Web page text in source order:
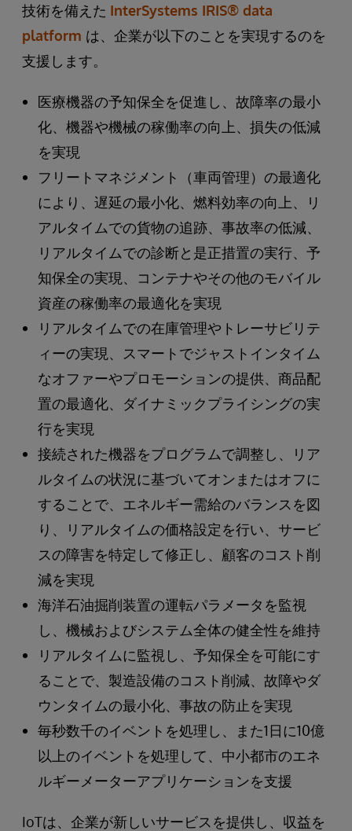
技術を備えた InterSystems IRIS® data
platform は、企業が以下のことを実現するのを
支援します。
医療機器の予知保全を促進し、故障率の最小
化、機器や機械の稼働率の向上、損失の低減
を実現
フリートマネジメント（車両管理）の最適化
により、遅延の最小化、燃料効率の向上、リ
アルタイムでの貨物の追跡、事故率の低減、
リアルタイムでの診断と是正措置の実行、予
知保全の実現、コンテナやその他のモバイル
資産の稼働率の最適化を実現
リアルタイムでの在庫管理やトレーサビリテ
ィーの実現、スマートでジャストインタイム
なオファーやプロモーションの提供、商品配
置の最適化、ダイナミックプライシングの実
行を実現
接続された機器をプログラムで調整し、リア
ルタイムの状況に基づいてオンまたはオフに
することで、エネルギー需給のバランスを図
り、リアルタイムの価格設定を行い、サービ
スの障害を特定して修正し、顧客のコスト削
減を実現
海洋石油掘削装置の運転パラメータを監視
し、機械およびシステム全体の健全性を維持
リアルタイムに監視し、予知保全を可能にす
ることで、製造設備のコスト削減、故障やダ
ウンタイムの最小化、事故の防止を実現
毎秒数千のイベントを処理し、また1日に10億
以上のイベントを処理して、中小都市のエネ
ルギーメーターアプリケーションを支援
IoTは、企業が新しいサービスを提供し、収益を